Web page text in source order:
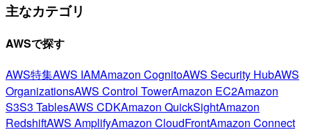
主なカテゴリ
AWSで探す
AWS特集AWS IAMAmazon CognitoAWS Security HubAWS
OrganizationsAWS Control TowerAmazon EC2Amazon
S3S3 TablesAWS CDKAmazon QuickSightAmazon
RedshiftAWS AmplifyAmazon CloudFrontAmazon Connect